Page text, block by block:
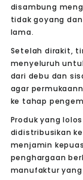
disambung
tidak goyang
lama.
Setelah dirakit,
menyeluruh
dari debu dan
agar
ke tahap
Produk yang
didistribusikan
menjamin
penghargaan
manufaktur